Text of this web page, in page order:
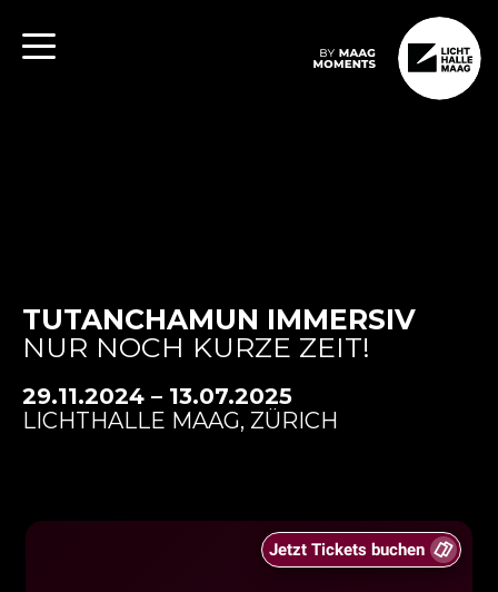
TUTANCHAMUN IMMERSIV
NUR NOCH KURZE ZEIT!
29.11.2024 – 13.07.2025
LICHTHALLE MAAG, ZÜRICH
Jetzt Tickets buchen